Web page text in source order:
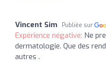
Vincent Sim Publiée sur
Expérience négative: Ne
dermatologie. Que des
autres .